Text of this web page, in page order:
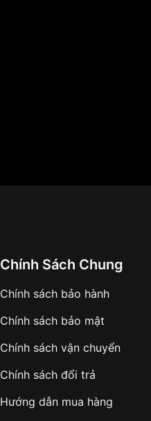
Chính Sách Chung
Chính sách bảo hành
Chính sách bảo mật
Chính sách vận chuyển
Chính sách đổi trả
Hướng dẫn mua hàng